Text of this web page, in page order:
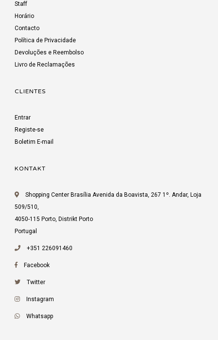
Staff
Horário
Contacto
Política de Privacidade
Devoluções e Reembolso
Livro de Reclamações
CLIENTES
Entrar
Registe-se
Boletim E-mail
KONTAKT
Shopping Center Brasília Avenida da Boavista, 267 1º. Andar, Loja
509/510,
4050-115 Porto, Distrikt Porto
Portugal
+351 226091460
Facebook
Twitter
Instagram
Whatsapp